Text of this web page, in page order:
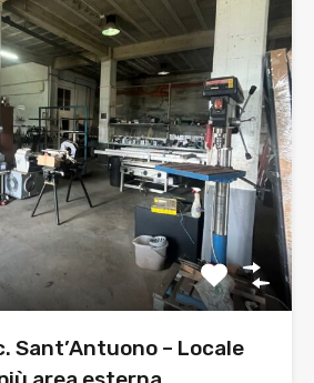
Sant’Antuono – Locale